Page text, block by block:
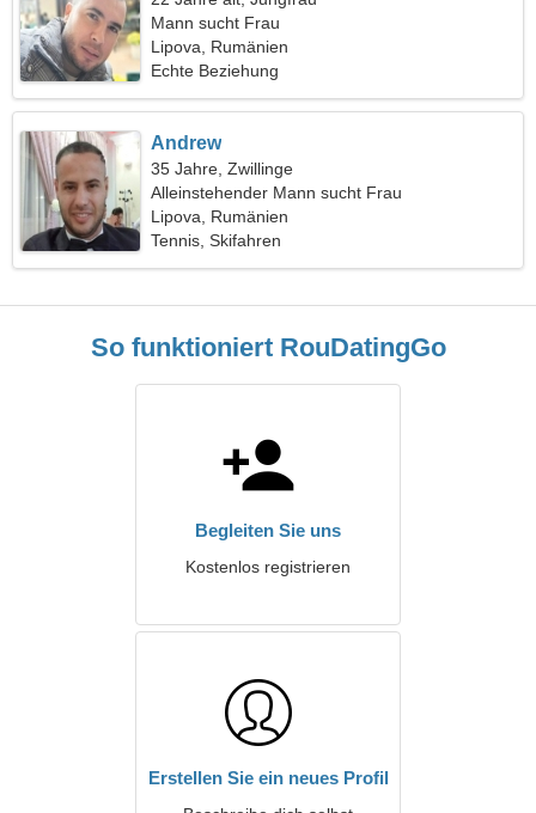
Mann sucht Frau
Lipova, Rumänien
Echte Beziehung
Andrew
35 Jahre, Zwillinge
Alleinstehender Mann sucht Frau
Lipova, Rumänien
Tennis, Skifahren
So funktioniert RouDatingGo
Begleiten Sie uns
Kostenlos registrieren
Erstellen Sie ein neues Profil